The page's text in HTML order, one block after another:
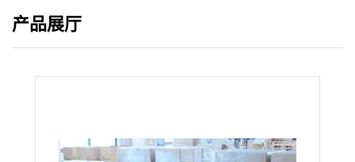
产品展厅